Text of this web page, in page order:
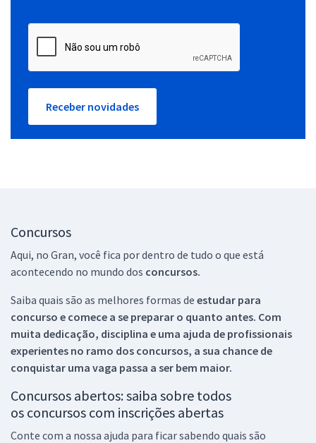
Receber novidades
Concursos
Aqui, no Gran, você fica por dentro de tudo o que está
acontecendo no mundo dos concursos.
Saiba quais são as melhores formas de estudar para
concurso e comece a se preparar o quanto antes. Com
muita dedicação, disciplina e uma ajuda de profissionais
experientes no ramo dos concursos, a sua chance de
conquistar uma vaga passa a ser bem maior.
Concursos abertos: saiba sobre todos
os concursos com inscrições abertas
Conte com a nossa ajuda para ficar sabendo quais são